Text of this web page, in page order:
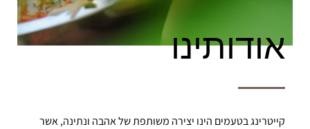
אודותינו
קייטרינג בטעמים הינו יצירה משותפת של אהבה ונתינה, אשר